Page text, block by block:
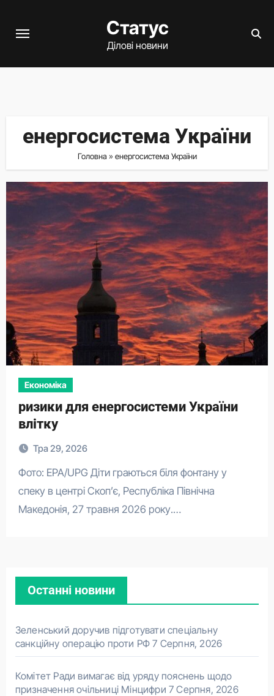
Статус
Ділові новини
енергосистема України
Головна » енергосистема України
Економіка
ризики для енергосистеми України
влітку
Тра 29, 2026
Фото: EPA/UPG Діти граються біля фонтану у
спеку в центрі Скоп’є, Республіка Північна
Македонія, 27 травня 2026 року.…
Останні новини
Зеленський доручив підготувати спеціальну
санкційну операцію проти РФ 7 Серпня, 2026
Комітет Ради вимагає від уряду пояснень щодо
призначення очільниці Мінцифри 7 Серпня, 2026